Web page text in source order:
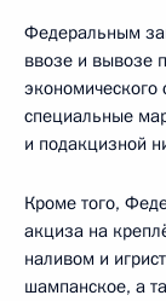
Федеральным
ввозе и вывозе
экономического
специальные
и подакцизной
Кроме того,
акциза на
наливом и
шампанское, а